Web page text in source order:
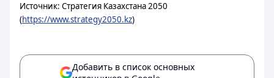
Источник: Стратегия Казахстана 2050
(https://www.strategy2050.kz)
Добавить в список основных